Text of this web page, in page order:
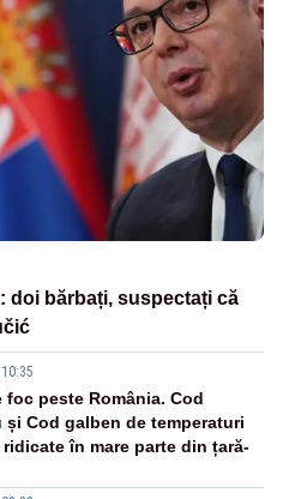
doi bărbați, suspectați că
foc peste România. Cod
și Cod galben de temperaturi
ridicate în mare parte din țară-